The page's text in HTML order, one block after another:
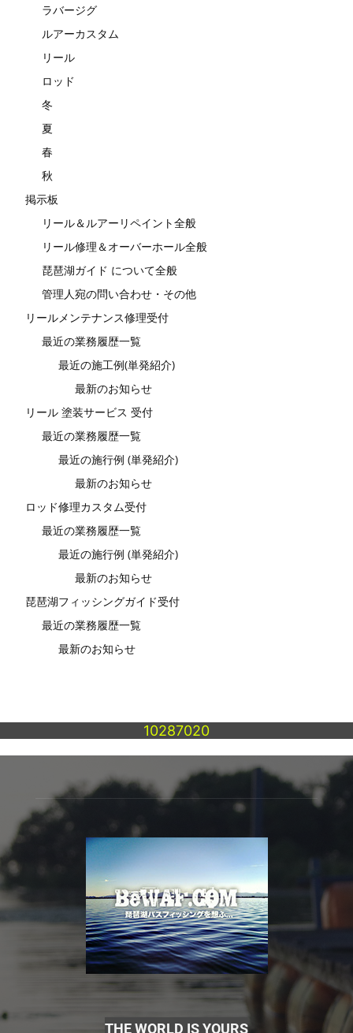
ラバージグ
ルアーカスタム
リール
ロッド
冬
夏
春
秋
掲示板
リール＆ルアーリペイント全般
リール修理＆オーバーホール全般
琵琶湖ガイド について全般
管理人宛の問い合わせ・その他
リールメンテナンス修理受付
最近の業務履歴一覧
最近の施工例(単発紹介)
最新のお知らせ
リール 塗装サービス 受付
最近の業務履歴一覧
最近の施行例 (単発紹介)
最新のお知らせ
ロッド修理カスタム受付
最近の業務履歴一覧
最近の施行例 (単発紹介)
最新のお知らせ
琵琶湖フィッシングガイド受付
最近の業務履歴一覧
最新のお知らせ
10287020
THE WORLD IS YOURS